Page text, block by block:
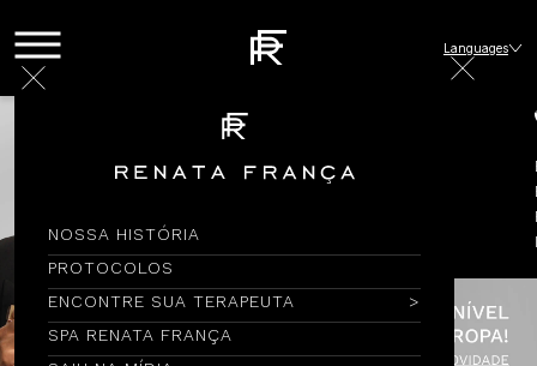
NOSSA HISTÓRIA
PROTOCOLOS
ENCONTRE SUA TERAPEUTA
SPA RENATA FRANÇA
Languages